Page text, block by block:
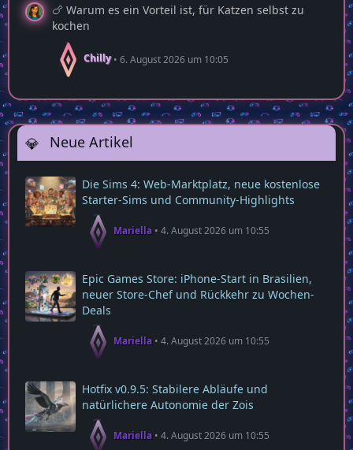
🍗 Warum es ein Vorteil ist, für Katzen selbst zu
kochen
Chilly 6. August 2026 um 10:05
Neue Artikel
Die Sims 4: Web‑Marktplatz, neue kostenlose
Starter‑Sims und Community‑Highlights
Mariella 4. August 2026 um 10:55
Epic Games Store: iPhone-Start in Brasilien,
neuer Store-Chef und Rückkehr zu Wochen-
Deals
Mariella 4. August 2026 um 10:55
Hotfix v0.9.5: Stabilere Abläufe und
natürlichere Autonomie der Zois
Mariella 4. August 2026 um 10:55